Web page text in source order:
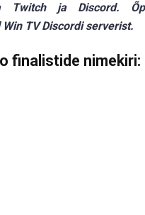
Twitch ja Discord.
TV Discordi serverist.
finalistide nimekiri: